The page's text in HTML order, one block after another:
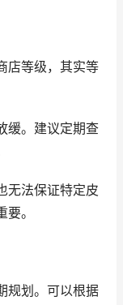
店等级，其实等
缓。建议定期查
无法保证特定皮
。
规划。可以根据